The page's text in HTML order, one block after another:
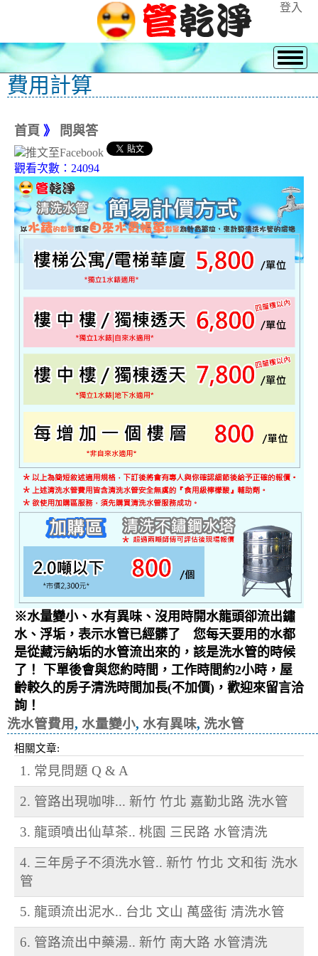
登入
費用計算
首頁 》 問與答
觀看次數：24094
※水量變小、水有異味、沒用時開水龍頭卻流出鏽
水、浮垢，表示水管已經髒了 您每天要用的水都
是從藏污納垢的水管流出來的，該是洗水管的時候
了！ 下單後會與您約時間，工作時間約2小時，屋
齡較久的房子清洗時間加長(不加價)，歡迎來留言洽
詢！
洗水管費用, 水量變小, 水有異味, 洗水管
相關文章:
1. 常見問題 Q & A
2. 管路出現咖啡... 新竹 竹北 嘉勤北路 洗水管
3. 龍頭噴出仙草茶.. 桃園 三民路 水管清洗
4. 三年房子不須洗水管.. 新竹 竹北 文和街 洗水
管
5. 龍頭流出泥水.. 台北 文山 萬盛街 清洗水管
6. 管路流出中藥湯.. 新竹 南大路 水管清洗